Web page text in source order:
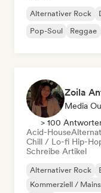
Alternativer Rock
Pop-Soul
Reggae
Zoila
Media
> 100
Acid-House
Chill / Lo-fi Hip-
Schreibe Artikel
Alternativer Rock
Kommerziell /